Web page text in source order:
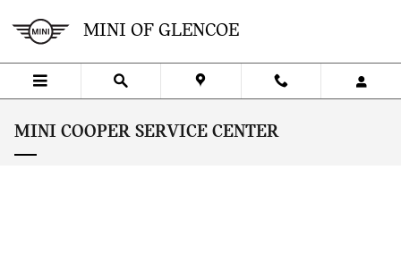
MINI OF GLENCOE
MINI COOPER SERVICE CENTER